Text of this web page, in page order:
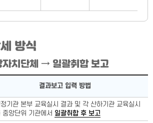
방식
자치단체 → 일괄취합 보고
결과보고 입력 방법
기관 본부 교육실시 결과 및 각 산하기관 교육실시
중앙단위 기관에서 일괄취합 후 보고